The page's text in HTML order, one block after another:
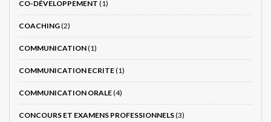
CO-DÉVELOPPEMENT (1)
COACHING(2)
COMMUNICATION(1)
COMMUNICATION ECRITE(1)
COMMUNICATION ORALE(4)
CONCOURS ET EXAMENS PROFESSIONNELS(3)